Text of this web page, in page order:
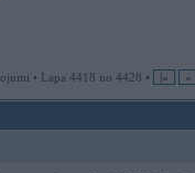
• Lapa 4418 no 4428 • |« «